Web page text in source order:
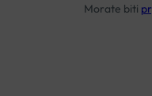
Morate biti